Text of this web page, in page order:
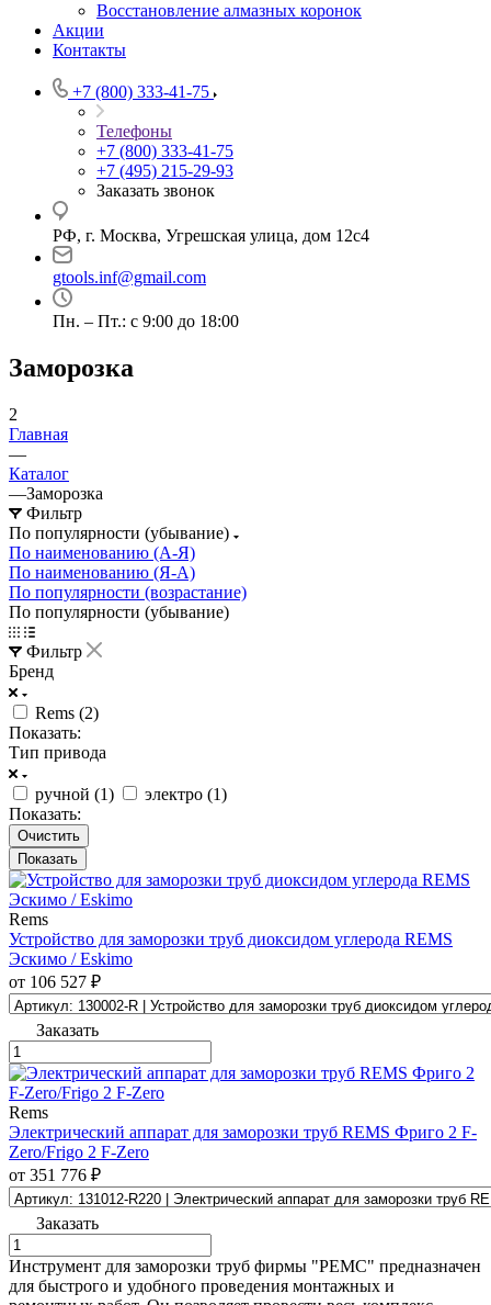
Восстановление алмазных коронок
Акции
Контакты
+7 (800) 333-41-75
Телефоны
+7 (800) 333-41-75
+7 (495) 215-29-93
Заказать звонок
РФ, г. Москва, Угрешская улица, дом 12с4
gtools.inf@gmail.com
Пн. – Пт.: с 9:00 до 18:00
Заморозка
2
Главная
—
Каталог
—Заморозка
Фильтр
По популярности (убывание)
По наименованию (А-Я)
По наименованию (Я-А)
По популярности (возрастание)
По популярности (убывание)
Фильтр
Бренд
Rems (2)
Показать:
Тип привода
ручной (1) электро (1)
Показать:
Очистить
Rems
Устройство для заморозки труб диоксидом углерода REMS
Эскимо / Eskimo
от 106 527 ₽
Заказать
Rems
Электрический аппарат для заморозки труб REMS Фриго 2 F-
Zero/Frigo 2 F-Zero
от 351 776 ₽
Заказать
Инструмент для заморозки труб фирмы "РЕМС" предназначен
для быстрого и удобного проведения монтажных и